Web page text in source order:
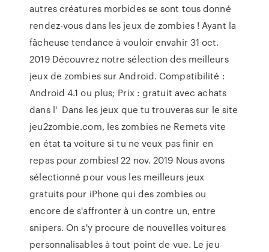
autres créatures morbides se sont tous donné
rendez-vous dans les jeux de zombies ! Ayant la
fâcheuse tendance à vouloir envahir 31 oct.
2019 Découvrez notre sélection des meilleurs
jeux de zombies sur Android. Compatibilité :
Android 4.1 ou plus; Prix : gratuit avec achats
dans l' Dans les jeux que tu trouveras sur le site
jeu2zombie.com, les zombies ne Remets vite
en état ta voiture si tu ne veux pas finir en
repas pour zombies! 22 nov. 2019 Nous avons
sélectionné pour vous les meilleurs jeux
gratuits pour iPhone qui des zombies ou
encore de s'affronter à un contre un, entre
snipers. On s'y procure de nouvelles voitures
personnalisables à tout point de vue. Le jeu